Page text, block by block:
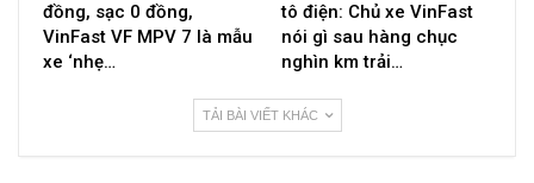
đồng, sạc 0 đồng,
VinFast VF MPV 7 là mẫu
xe ‘nhẹ…
tô điện: Chủ xe VinFast
nói gì sau hàng chục
nghìn km trải…
TẢI BÀI VIẾT KHÁC